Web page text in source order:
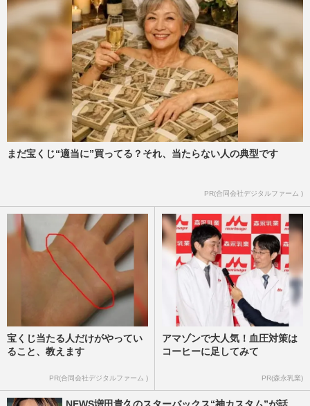
まだ宝くじ“適当に”買ってる？それ、当たらない人の典型です
PR(合同会社デジタルファーム )
宝くじ当たる人だけがやってい
ること、教えます
PR(合同会社デジタルファーム )
アマゾンで大人気！血圧対策は
コーヒーに足してみて
PR(森永乳業)
NEWS増田貴久のスターバックス“神カスタム”が話